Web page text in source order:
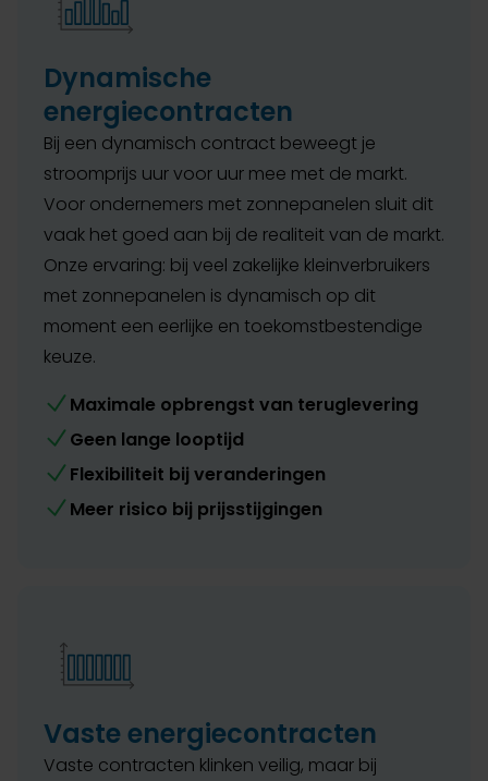
Dynamische
energiecontracten
Bij een dynamisch contract beweegt je
stroomprijs uur voor uur mee met de markt.
Voor ondernemers met zonnepanelen sluit dit
vaak het goed aan bij de realiteit van de markt.
Onze ervaring: bij veel zakelijke kleinverbruikers
met zonnepanelen is dynamisch op dit
moment een eerlijke en toekomstbestendige
keuze.
Maximale opbrengst van teruglevering
Geen lange looptijd
Flexibiliteit bij veranderingen
Meer risico bij prijsstijgingen
Vaste energiecontracten
Vaste contracten klinken veilig, maar bij